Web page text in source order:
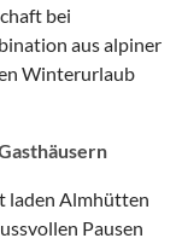
bei
aus alpiner
Winterurlaub
laden Almhütten
Pausen